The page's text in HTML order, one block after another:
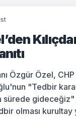
Özgür Özel,
"Tedbir
sürede
olması kurultay